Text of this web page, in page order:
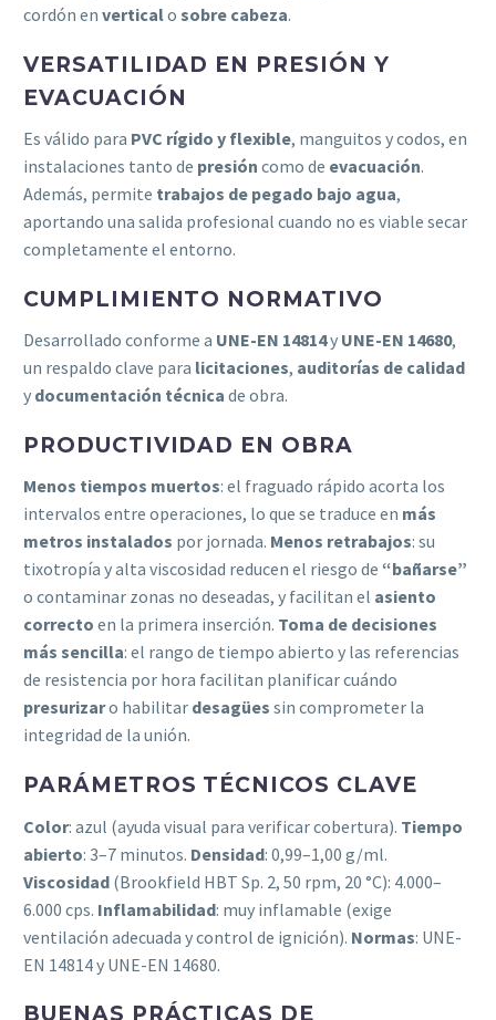
cordón en verticalo sobre cabeza.
VERSATILIDAD EN PRESIÓN Y
EVACUACIÓN
Es válido para PVC rígido y flexible, manguitos y codos, en
instalaciones tanto de presión como de evacuación.
Además, permite trabajos de pegado bajo agua,
aportando una salida profesional cuando no es viable secar
completamente el entorno.
CUMPLIMIENTO NORMATIVO
Desarrollado conforme a UNE-EN 14814y UNE-EN 14680,
un respaldo clave para licitaciones, auditorías de calidad
y documentación técnica de obra.
PRODUCTIVIDAD EN OBRA
Menos tiempos muertos: el fraguado rápido acorta los
intervalos entre operaciones, lo que se traduce en más
metros instalados por jornada. Menos retrabajos: su
tixotropía y alta viscosidad reducen el riesgo de “bañarse”
o contaminar zonas no deseadas, y facilitan el asiento
correcto en la primera inserción. Toma de decisiones
más sencilla: el rango de tiempo abierto y las referencias
de resistencia por hora facilitan planificar cuándo
presurizaro habilitar desagües sin comprometer la
integridad de la unión.
PARÁMETROS TÉCNICOS CLAVE
Color: azul (ayuda visual para verificar cobertura). Tiempo
abierto: 3–7 minutos. Densidad: 0,99–1,00 g/ml.
Viscosidad (Brookfield HBT Sp. 2, 50 rpm, 20 °C): 4.000–
6.000 cps. Inflamabilidad: muy inflamable (exige
ventilación adecuada y control de ignición). Normas: UNE-
EN 14814 y UNE-EN 14680.
BUENAS PRÁCTICAS DE